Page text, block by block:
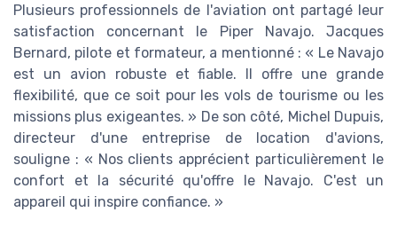
Plusieurs professionnels de l'aviation ont partagé leur
satisfaction concernant le Piper Navajo. Jacques
Bernard, pilote et formateur, a mentionné : « Le Navajo
est un avion robuste et fiable. Il offre une grande
flexibilité, que ce soit pour les vols de tourisme ou les
missions plus exigeantes. » De son côté, Michel Dupuis,
directeur d'une entreprise de location d'avions,
souligne : « Nos clients apprécient particulièrement le
confort et la sécurité qu'offre le Navajo. C'est un
appareil qui inspire confiance. »